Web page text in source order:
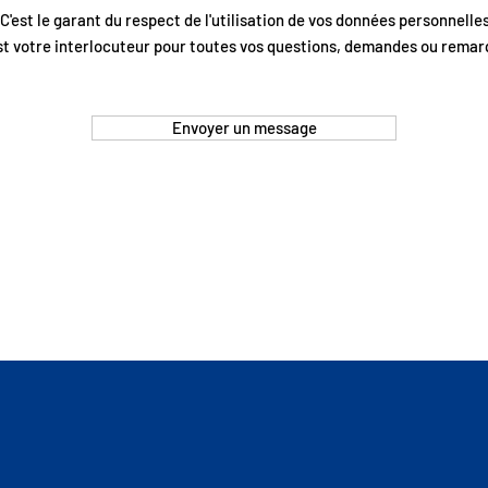
C'est le garant du respect de l'utilisation de vos données
votre interlocuteur pour toutes vos questions, demandes ou
Envoyer un message